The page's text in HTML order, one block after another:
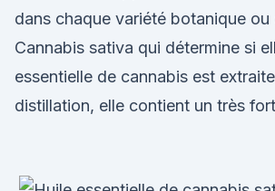
dans chaque variété botanique
Cannabis sativa qui détermine si
essentielle de cannabis est
distillation, elle contient un très